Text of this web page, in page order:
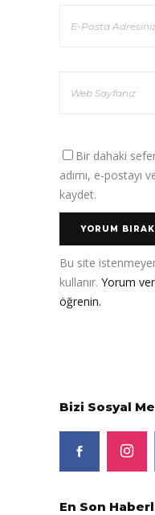
Bir dahaki
adımı, e-postayı
kaydet.
Bu site
kullanır. Yorum
öğrenin.
Bizi Sosyal
En Son